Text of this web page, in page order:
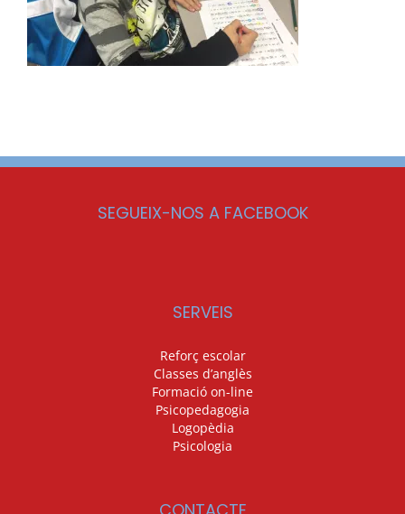
SEGUEIX-NOS A FACEBOOK
SERVEIS
Reforç escolar
Classes d’anglès
Formació on-line
Psicopedagogia
Logopèdia
Psicologia